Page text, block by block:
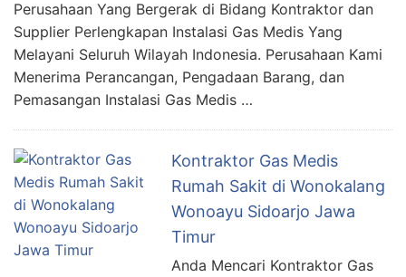
Perusahaan Yang Bergerak di Bidang Kontraktor dan
Supplier Perlengkapan Instalasi Gas Medis Yang
Melayani Seluruh Wilayah Indonesia. Perusahaan Kami
Menerima Perancangan, Pengadaan Barang, dan
Pemasangan Instalasi Gas Medis …
Kontraktor Gas Medis
Rumah Sakit di Wonokalang
Wonoayu Sidoarjo Jawa
Timur
Anda Mencari Kontraktor Gas